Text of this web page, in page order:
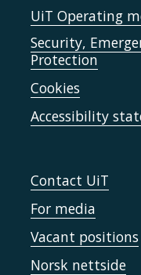
UiT Operating
Security,
Protection
Cookies
Accessibility
Contact UiT
For media
Vacant positions
Norsk nettside